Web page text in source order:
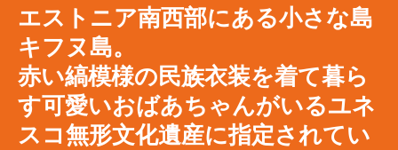
エストニア南西部にある小さな島
キフヌ島。
赤い縞模様の民族衣装を着て暮ら
す可愛いおばあちゃんがいるユネ
スコ無形文化遺産に指定されてい